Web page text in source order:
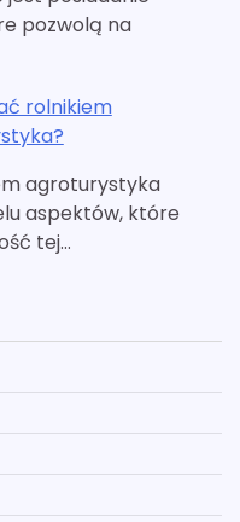
pozwolą na
rolnikiem
agroturystyka
aspektów, które
tej…